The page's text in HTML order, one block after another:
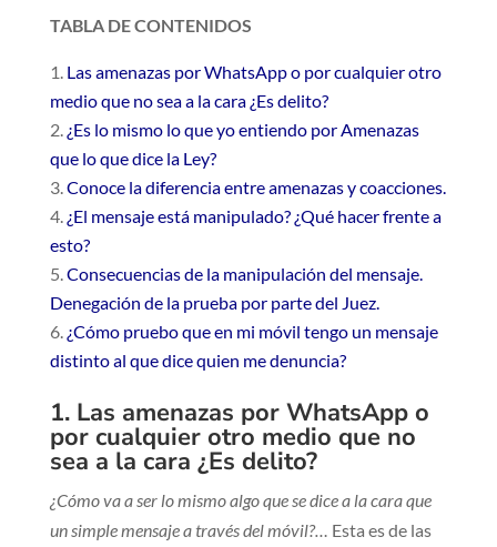
TABLA DE CONTENIDOS
Las amenazas por WhatsApp o por cualquier otro
medio que no sea a la cara ¿Es delito?
¿Es lo mismo lo que yo entiendo por Amenazas
que lo que dice la Ley?
Conoce la diferencia entre amenazas y coacciones.
¿El mensaje está manipulado? ¿Qué hacer frente a
esto?
Consecuencias de la manipulación del mensaje.
Denegación de la prueba por parte del Juez.
¿Cómo pruebo que en mi móvil tengo un mensaje
distinto al que dice quien me denuncia?
1. Las amenazas por WhatsApp o
por cualquier otro medio que no
sea a la cara ¿Es delito?
¿Cómo va a ser lo mismo algo que se dice a la cara que
un simple mensaje a través del móvil?… Esta es de las